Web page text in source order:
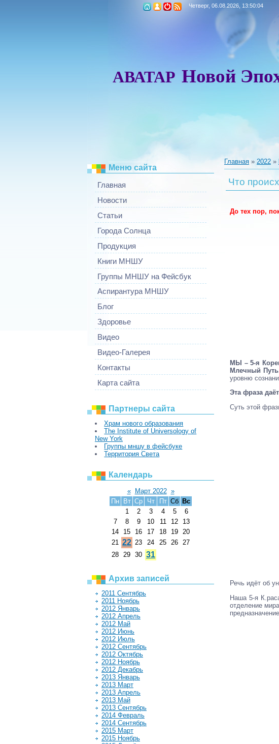
Четверг, 06.08.2026, 13:50:04
АВАТАР Новой
_________
Меню сайта
Главная
Новости
Статьи
Города Солнца
Продукция
Книги МНШУ
Группы МНШУ на Фейсбук
Аспирантура МНШУ
Блог
Здоровье
Видео
Видео-Галерея
Контакты
Карта сайта
Партнеры сайта
Храм нового образования
The Institute of Universology of
New York
Группы мншу в фейсбуке
Территория Света
Календарь
« Март 2022 »
Пн
Вт Ср Чт Пт Сб Вс
1
2 3 4 5
6
7
8 9 10 11 12
13
14
15 16 17 18 19
20
21
22 23 24 25 26
27
28
29 30 31
Архив записей
2011 Сентябрь
2011 Ноябрь
2012 Январь
2012 Апрель
2012 Май
2012 Июнь
2012 Июль
2012 Сентябрь
2012 Октябрь
2012 Ноябрь
2012 Декабрь
2013 Январь
2013 Март
2013 Апрель
2013 Май
2013 Сентябрь
2014 Февраль
2014 Сентябрь
2015 Март
2015 Ноябрь
Главная » 2022 »
Что
До тех пор,
МЫ – 5-я
Млечный Путь
уровню
Эта фраза
Суть этой
Речь идёт об
Наша 5-я
отделение